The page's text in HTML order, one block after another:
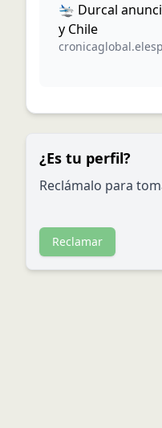
🛬 Durcal
y Chile
¿Es tu perfil?
Reclámalo para
Reclamar